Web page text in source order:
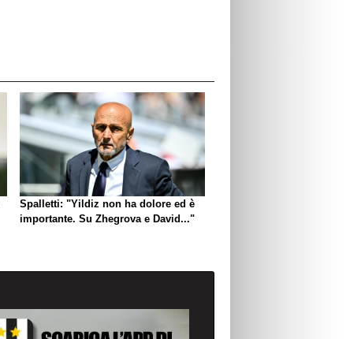
Spalletti: "Yildiz non ha dolore ed è
importante. Su Zhegrova e David..."